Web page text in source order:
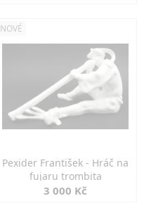
NOVÉ
Pexider František - Hráč na
fujaru trombita
3 000 Kč